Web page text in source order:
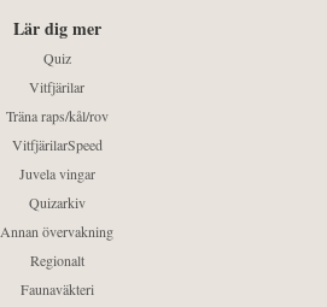
Lär dig mer
Quiz
Vitfjärilar
Träna raps/kål/rov
VitfjärilarSpeed
Juvela vingar
Quizarkiv
Annan övervakning
Regionalt
Faunaväkteri